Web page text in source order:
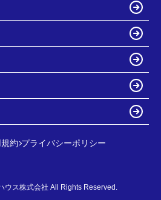
約 プライバシーポリシー
ウス株式会社 All Rights Reserved.